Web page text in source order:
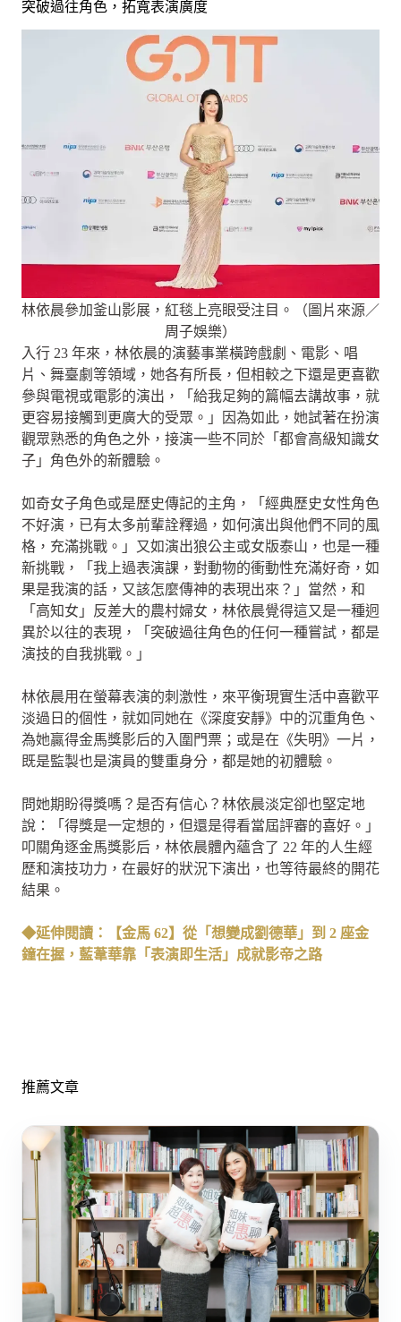
突破過往角色，拓寬表演廣度
林依晨參加釜山影展，紅毯上亮眼受注目。（圖片來源／
周子娛樂）
入行 23 年來，林依晨的演藝事業橫跨戲劇、電影、唱
片、舞臺劇等領域，她各有所長，但相較之下還是更喜歡
參與電視或電影的演出，「給我足夠的篇幅去講故事，就
更容易接觸到更廣大的受眾。」因為如此，她試著在扮演
觀眾熟悉的角色之外，接演一些不同於「都會高級知識女
子」角色外的新體驗。
如奇女子角色或是歷史傳記的主角，「經典歷史女性角色
不好演，已有太多前輩詮釋過，如何演出與他們不同的風
格，充滿挑戰。」又如演出狼公主或女版泰山，也是一種
新挑戰，「我上過表演課，對動物的衝動性充滿好奇，如
果是我演的話，又該怎麼傳神的表現出來？」當然，和
「高知女」反差大的農村婦女，林依晨覺得這又是一種迥
異於以往的表現，「突破過往角色的任何一種嘗試，都是
演技的自我挑戰。」
林依晨用在螢幕表演的刺激性，來平衡現實生活中喜歡平
淡過日的個性，就如同她在《深度安靜》中的沉重角色、
為她贏得金馬獎影后的入圍門票；或是在《失明》一片，
既是監製也是演員的雙重身分，都是她的初體驗。
問她期盼得獎嗎？是否有信心？林依晨淡定卻也堅定地
說：「得獎是一定想的，但還是得看當屆評審的喜好。」
叩關角逐金馬獎影后，林依晨體內蘊含了 22 年的人生經
歷和演技功力，在最好的狀況下演出，也等待最終的開花
結果。
◆延伸閱讀：【金馬 62】從「想變成劉德華」到 2 座金
鐘在握，藍葦華靠「表演即生活」成就影帝之路
推薦文章